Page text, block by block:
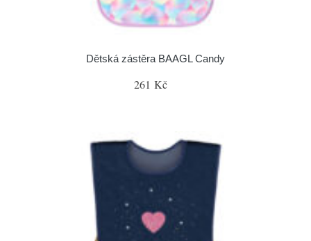
Dětská zástěra BAAGL Candy
261 Kč